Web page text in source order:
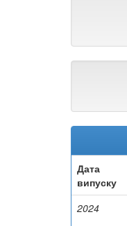
Дата
випуску
2024